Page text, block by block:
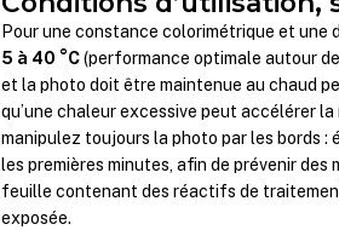
Pour une constance colorimétrique et une
5 à 40 °C(performance optimale autour
et la photo doit être maintenue au chaud
qu’une chaleur excessive peut accélérer
manipulez toujours la photo par les bords
les premières minutes, afin de prévenir
feuille contenant des réactifs de
exposée.